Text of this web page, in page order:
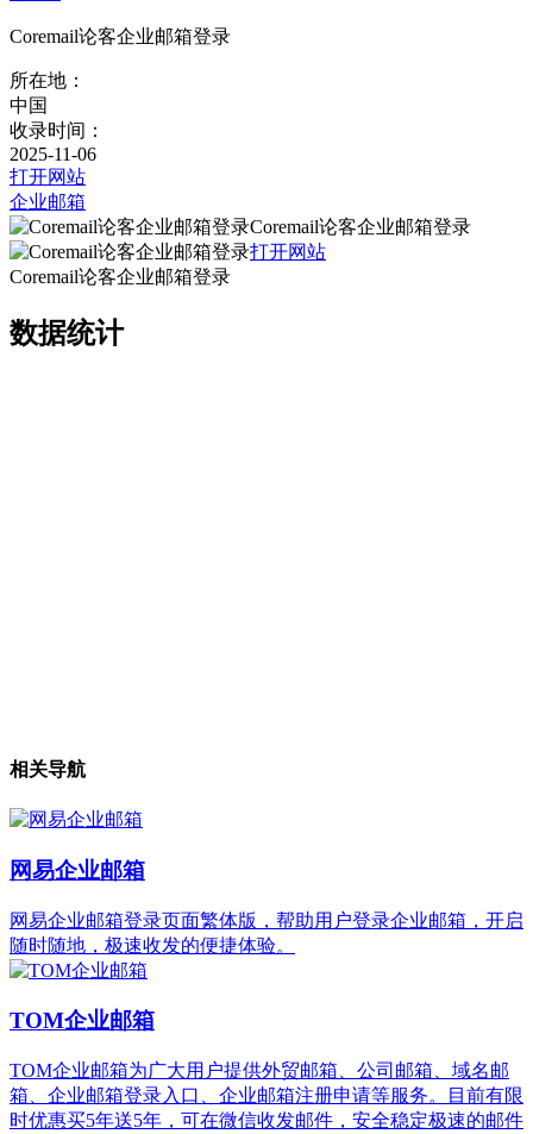
Coremail论客企业邮箱登录
所在地：
中国
收录时间：
2025-11-06
打开网站
企业邮箱
Coremail论客企业邮箱登录
打开网站
Coremail论客企业邮箱登录
数据统计
相关导航
网易企业邮箱
网易企业邮箱登录页面繁体版，帮助用户登录企业邮箱，开启
随时随地，极速收发的便捷体验。
TOM企业邮箱
TOM企业邮箱为广大用户提供外贸邮箱、公司邮箱、域名邮
箱、企业邮箱登录入口、企业邮箱注册申请等服务。目前有限
时优惠买5年送5年，可在微信收发邮件，安全稳定极速的邮件